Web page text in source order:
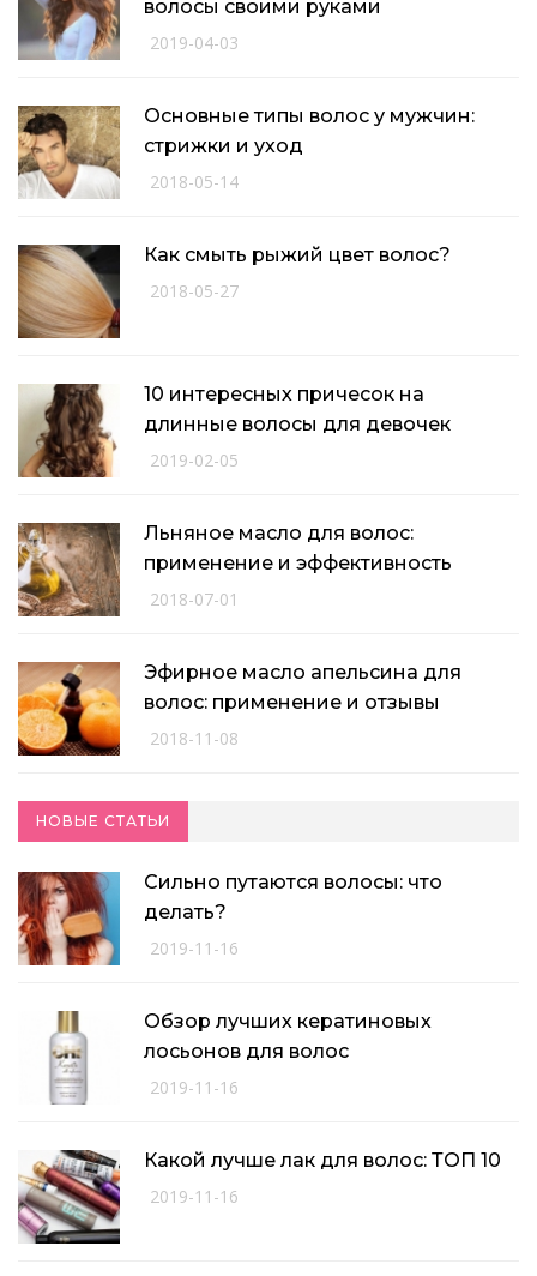
волосы своими руками
2019-04-03
Основные типы волос у мужчин:
стрижки и уход
2018-05-14
Как смыть рыжий цвет волос?
2018-05-27
10 интересных причесок на
длинные волосы для девочек
2019-02-05
Льняное масло для волос:
применение и эффективность
2018-07-01
Эфирное масло апельсина для
волос: применение и отзывы
2018-11-08
НОВЫЕ СТАТЬИ
Сильно путаются волосы: что
делать?
2019-11-16
Обзор лучших кератиновых
лосьонов для волос
2019-11-16
Какой лучше лак для волос: ТОП 10
2019-11-16